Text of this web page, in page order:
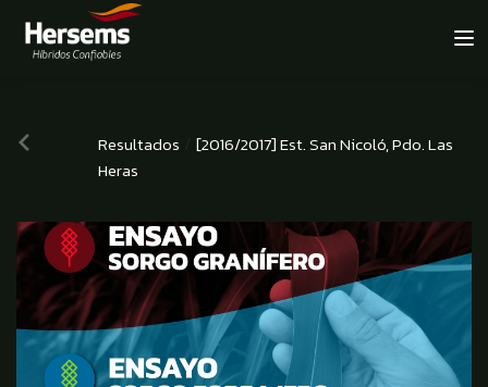
Resultados
[2016/2017] Est. San Nicoló, Pdo. Las
Heras